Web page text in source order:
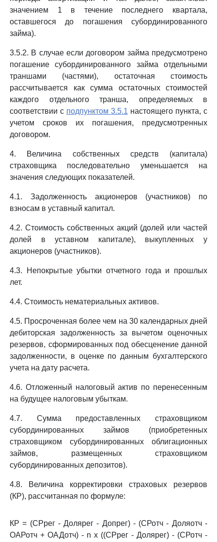
значением 1 в течение последнего квартала,
оставшегося до погашения субординированного
займа).
3.5.2. В случае если договором займа предусмотрено
погашение субординированного займа отдельными
траншами (частями), остаточная стоимость
рассчитывается как сумма остаточных стоимостей
каждого отдельного транша, определяемых в
соответствии с подпунктом 3.5.1 настоящего пункта, с
учетом сроков их погашения, предусмотренных
договором.
4. Величина собственных средств (капитала)
страховщика последовательно уменьшается на
значения следующих показателей.
4.1. Задолженность акционеров (участников) по
взносам в уставный капитал.
4.2. Стоимость собственных акций (долей или частей
долей в уставном капитале), выкупленных у
акционеров (участников).
4.3. Непокрытые убытки отчетного года и прошлых
лет.
4.4. Стоимость нематериальных активов.
4.5. Просроченная более чем на 30 календарных дней
дебиторская задолженность за вычетом оценочных
резервов, сформированных под обесценение данной
задолженности, в оценке по данным бухгалтерского
учета на дату расчета.
4.6. Отложенный налоговый актив по перенесенным
на будущее налоговым убыткам.
4.7. Сумма предоставленных страховщиком
субординированных займов (приобретенных
страховщиком субординированных облигационных
займов, размещенных страховщиком
субординированных депозитов).
4.8. Величина корректировки страховых резервов
(КР), рассчитанная по формуле:
КР = (СРрег - Долярег - Допрег) - (СРотч - Доляотч -
ОАРотч + ОАДотч) - n x ((СРрег - Долярег) - (СРотч -